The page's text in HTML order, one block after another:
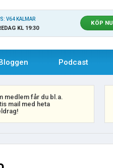
V64 KALMAR
KL 19:30
KÖP NU
Podcast
medlem får du bl.a.
mail med heta